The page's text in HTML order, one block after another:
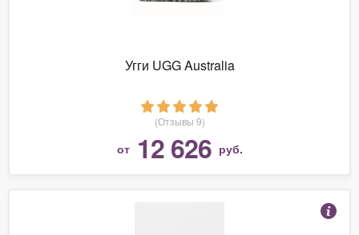
Угги UGG Australia
(Отзывы 9)
от 12 626 руб.